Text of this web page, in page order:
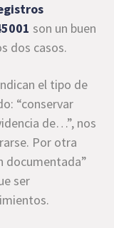
son un buen
dos casos.
el tipo de
“conservar
de…”, nos
Por otra
documentada”
ser